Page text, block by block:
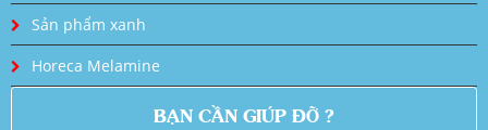
Sản phẩm xanh
Horeca Melamine
BẠN CẦN GIÚP ĐỠ ?